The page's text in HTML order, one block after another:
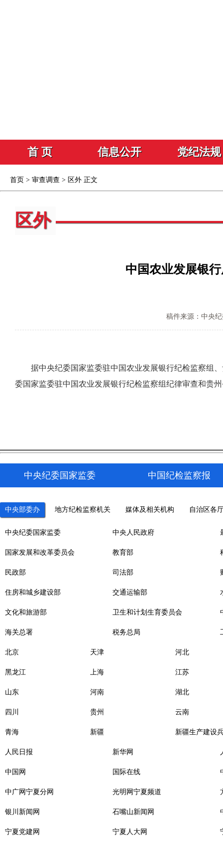
首 页 信息公开 党纪法规
首页 > 审查调查 > 区外 正文
区外
中国农业发展银
稿件来源：中央
据中央纪委国家监委驻中国农业发展银行纪检监察组、
委国家监委驻中国农业发展银行纪检监察组纪律审查和贵
中央纪委国家监委 中国纪检监察报
中央部委办 地方纪检监察机关 媒体及相关机构 自治区各
中央纪委国家监委 中央人民政府
国家发展和改革委员会 教育部
民政部 司法部
住房和城乡建设部 交通运输部
文化和旅游部 卫生和计划生育委员会
海关总署 税务总局
北京 天津 河北
黑龙江 上海 江苏
山东 河南 湖北
四川 贵州 云南
青海 新疆 新疆生产建设
人民日报 新华网
中国网 国际在线
中广网宁夏分网 光明网宁夏频道
银川新闻网 石嘴山新闻网
宁夏党建网 宁夏人大网